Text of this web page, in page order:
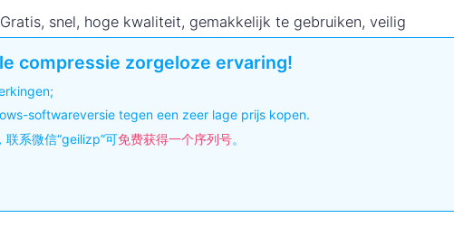
Gratis, snel, hoge kwaliteit, gemakkelijk te gebruiken, veilig
compressie zorgeloze ervaring!
softwareversie tegen een zeer lage prijs kopen.
系微信“geilizp”可免费获得一个序列号。